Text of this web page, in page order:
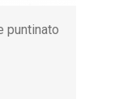
puntinato